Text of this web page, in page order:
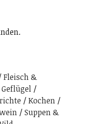
Fleisch &
Geflügel
Kochen
Suppen &